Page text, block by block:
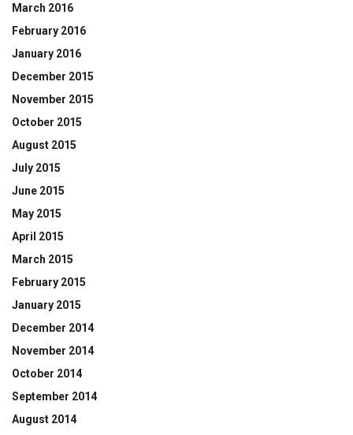
March 2016
February 2016
January 2016
December 2015
November 2015
October 2015
August 2015
July 2015
June 2015
May 2015
April 2015
March 2015
February 2015
January 2015
December 2014
November 2014
October 2014
September 2014
August 2014